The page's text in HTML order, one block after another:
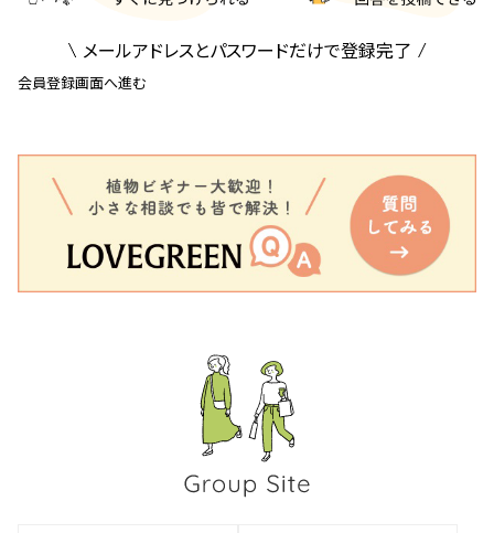
メールアドレスとパスワードだけで登録完了
会員登録画面へ進む